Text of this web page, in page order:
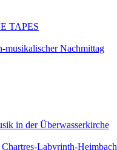
TAPES
musikalischer Nachmittag
in der Überwasserkirche
Chartres-Labyrinth-Heimbach